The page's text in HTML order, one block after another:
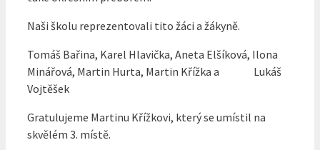
Naši školu reprezentovali tito žáci a žákyně.
Tomáš Bařina, Karel Hlavička, Aneta Elšíková, Ilona
Minářová, Martin Hurta, Martin Křížka a Lukáš
Vojtěšek
Gratulujeme Martinu Křížkovi, který se umístil na
skvělém 3. místě.